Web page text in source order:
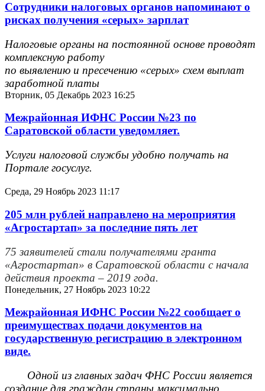
Сотрудники налоговых органов напоминают о
рисках получения «серых» зарплат
Налоговые органы на постоянной основе проводят
комплексную работу
по выявлению и пресечению «серых» схем выплат
заработной платы
Вторник, 05 Декабрь 2023 16:25
Межрайонная ИФНС России №23 по
Саратовской области уведомляет.
Услуги налоговой службы удобно получать на
Портале госуслуг.
Среда, 29 Ноябрь 2023 11:17
205 млн рублей направлено на мероприятия
«Агростартап» за последние пять лет
75 заявителей стали получателями гранта
«Агростартап» в Саратовской области с начала
действия проекта – 2019 года.
Понедельник, 27 Ноябрь 2023 10:22
Межрайонная ИФНС России №22 сообщает о
преимуществах подачи документов на
государственную регистрацию в электронном
виде.
Одной из главных задач ФНС России является
создание для граждан страны максимально